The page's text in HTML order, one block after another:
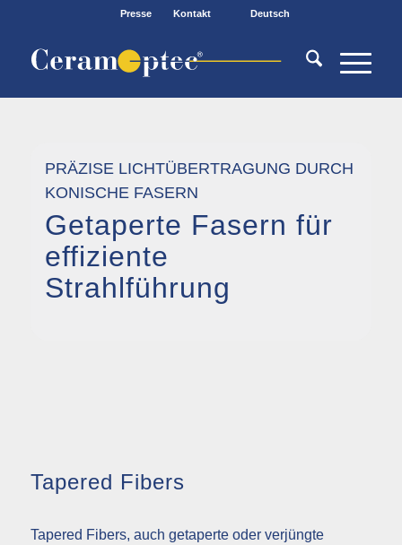
Presse Kontakt Deutsch
PRÄZISE LICHTÜBERTRAGUNG DURCH
KONISCHE FASERN
Getaperte Fasern für
effiziente
Strahlführung
Tapered Fibers
Tapered Fibers, auch getaperte oder verjüngte